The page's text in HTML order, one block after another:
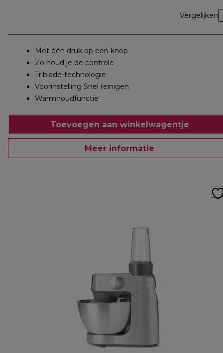
Vergelijken
Met één druk op een knop
Zo houd je de controle
Triblade-technologie
Voorinstelling Snel reinigen
Warmhoudfunctie
Toevoegen aan winkelwagentje
Meer informatie